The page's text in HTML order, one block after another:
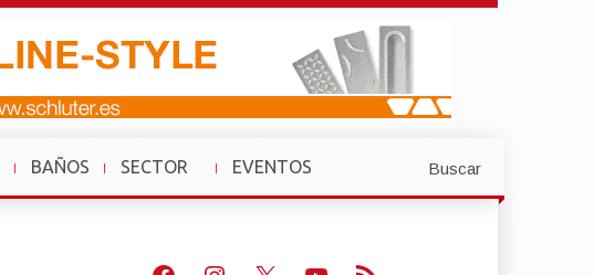
BAÑOS
SECTOR
»
EVENTOS
»
Buscar